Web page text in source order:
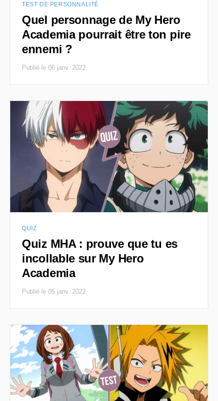
TEST DE PERSONNALITÉ
Quel personnage de My Hero
Academia pourrait être ton pire
ennemi ?
Publié le 06 janv. 2022
QUIZ
Quiz MHA : prouve que tu es
incollable sur My Hero
Academia
Publié le 05 janv. 2022